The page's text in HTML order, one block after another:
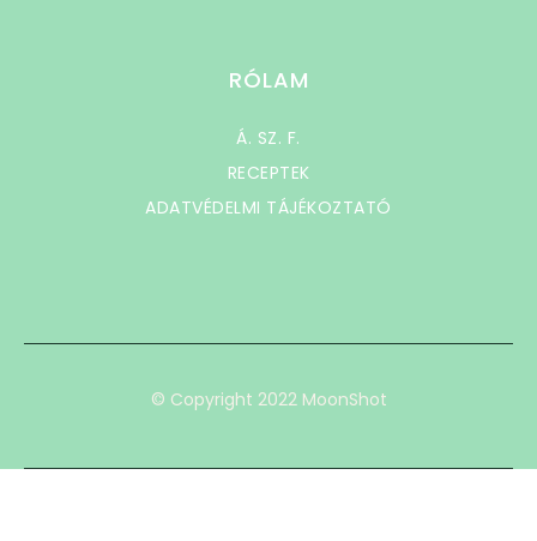
RÓLAM
Á. SZ. F.
RECEPTEK
ADATVÉDELMI TÁJÉKOZTATÓ
© Copyright 2022 MoonShot